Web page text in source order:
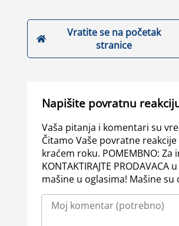
Vratite se na početak
stranice
Napišite povratnu
Vaša pitanja i komentari su
Čitamo Vaše povratne
kraćem roku. POMEMBNO:
KONTAKTIRAJTE
mašine u oglasima! Mašine su